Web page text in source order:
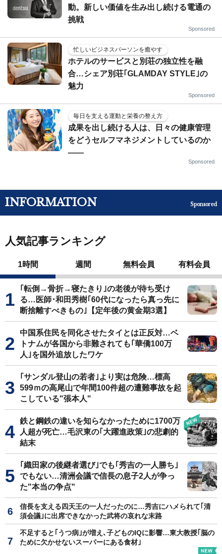
動。新しい価値を生み出し続ける電通の
挑戦
Sponsored
忙しいビジネスパーソンを癒やす
ホテルのサービスと別荘の独立性を融
合…シェア別荘｢GLAMDAY STYLE｣の
魅力
Sponsored
毎日を支える運動と栄養の整え方
成果を出し続ける人は、日々の健康管理
をどうセルフマネジメントしているのか
——
Sponsored
INFORMATION Sponsored
人気記事ランキング
1時間 週間 無料会員 有料会員
｢転倒→骨折→寝たきり｣の老後が待ち受け
る…医師･和田秀樹｢60代になったら真っ先に
断捨離すべきもの｣【定年後の黄金期3選】
中国系住民を同化させたタイとは正反対…ベ
トナムが各国から非難されても｢華僑100万
人｣を国外追放したワケ
｢サンダル登山の若者｣より実は危険…標高
599ｍの高尾山で年間100件超の遭難事故を起
こしている"張本人"
鉄と鋼鉄の違いを知らなかったために1700万
人超が死亡…毛沢東の｢大躍進政策｣の悲劇的
結末
｢織田家の後継者選び｣でも｢秀吉の一人勝ち｣
でもない…清洲会議で信長の息子2人が争っ
た"本当の争点"
信長を支える四天王の一人だったのに…秀吉にハメられて｢清
須会議｣に出席できなかった武将の哀れな末路
不足すると｢うつ病｣が増え､子どものIQに影響…東大教授｢脳の
ために欠かせないスーパーにある食材｣